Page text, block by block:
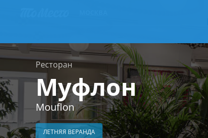
Ресторан
Муфлон
Mouflon
ЛЕТНЯЯ ВЕРАНДА